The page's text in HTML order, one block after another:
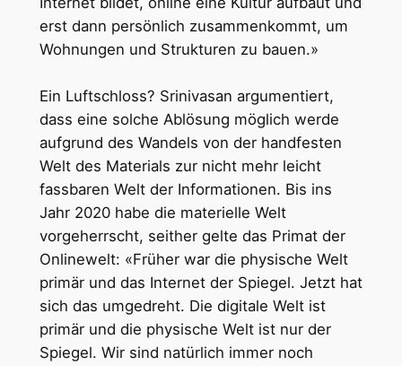
erst dann persönlich zusammenkommt, um
Wohnungen und Strukturen zu bauen.»
Ein Luftschloss? Srinivasan argumentiert,
dass eine solche Ablösung möglich werde
aufgrund des Wandels von der handfesten
Welt des Materials zur nicht mehr leicht
fassbaren Welt der Informationen. Bis ins
Jahr 2020 habe die materielle Welt
vorgeherrscht, seither gelte das Primat der
Onlinewelt: «Früher war die physische Welt
primär und das Internet der Spiegel. Jetzt hat
sich das umgedreht. Die digitale Welt ist
primär und die physische Welt ist nur der
Spiegel. Wir sind natürlich immer noch